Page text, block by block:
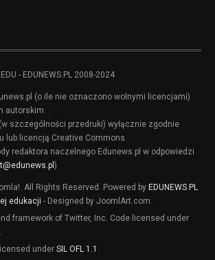
- EDUNEWS.PL 2008-2024
(o ile nie oznaczono wolnymi licencjami)
autorskim.
szczególności przedruki) wyłącznie zgodnie
lub licencją Creative Commons
redaktora naczelnego Edunews.pl w odpowiedzi
)
All Rights Reserved. Powered by EDUNEWS.PL
edukacji - Designed by JoomlArt.com.
framework of Twitter, Inc. Code licensed under
under SIL OFL 1.1